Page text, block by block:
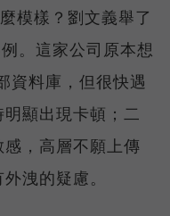
模樣？劉文義舉了
。這家公司原本想
資料庫，但很快遇
顯出現卡頓；二
，高層不願上傳
洩的疑慮。